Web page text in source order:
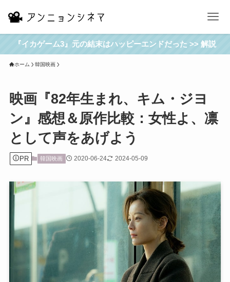
『イカゲーム3』元の結末はハッピーエンドだった >> 解説
ホーム 韓国映画
映画『82年生まれ、キム・ジヨ
ン』感想＆原作比較：女性よ、凛
として声をあげよう
PR 韓国映画 2020-06-24 2024-05-09